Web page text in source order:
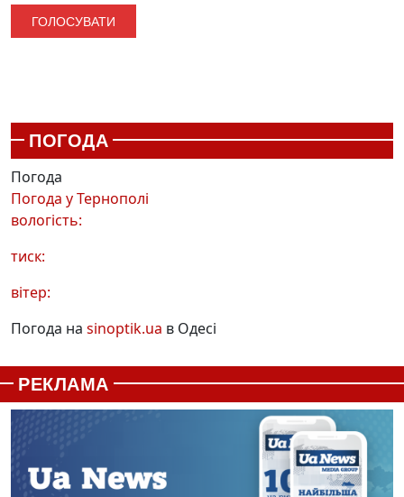
ПОГОДА
Погода
Погода уТернополі
вологість:
тиск:
вітер:
Погода на sinoptik.ua в Одесі
РЕКЛАМА